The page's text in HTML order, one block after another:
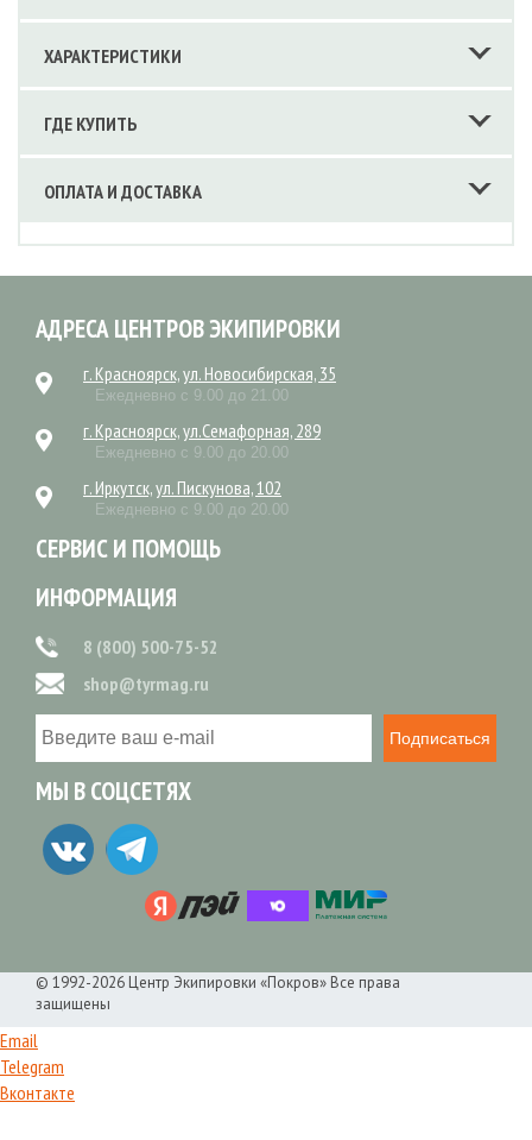
ХАРАКТЕРИСТИКИ
ГДЕ КУПИТЬ
ОПЛАТА И ДОСТАВКА
АДРЕСА ЦЕНТРОВ ЭКИПИРОВКИ
г. Красноярск, ул. Новосибирская, 35
Ежедневно с 9.00 до 21.00
г. Красноярск, ул.Семафорная, 289
Ежедневно с 9.00 до 20.00
г. Иркутск, ул. Пискунова, 102
Ежедневно с 9.00 до 20.00
СЕРВИС И ПОМОЩЬ
ИНФОРМАЦИЯ
8 (800) 500-75-52
shop@tyrmag.ru
Подписаться
МЫ В СОЦСЕТЯХ
© 1992-2026 Центр Экипировки «Покров» Все права
защищены
Email
Telegram
Вконтакте